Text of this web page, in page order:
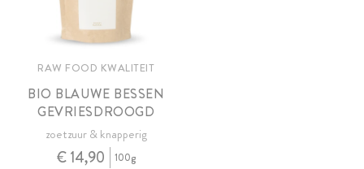
RAW FOOD KWALITEIT
BIO BLAUWE BESSEN
GEVRIESDROOGD
zoetzuur & knapperig
€ 14,90
100g